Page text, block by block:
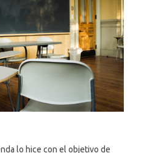
lo hice con el objetivo de